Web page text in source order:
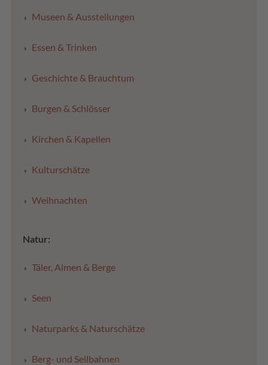
Museen & Ausstellungen
Essen & Trinken
Geschichte & Brauchtum
Burgen & Schlösser
Kirchen & Kapellen
Kulturschätze
Weihnachten
Natur:
Täler, Almen & Berge
Seen
Naturparks & Naturschätze
Berg- und Seilbahnen